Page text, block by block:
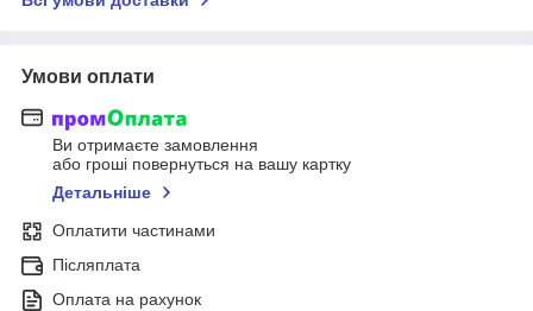
Умови оплати
Ви отримаєте замовлення
або гроші повернуться на вашу картку
Детальніше
Оплатити частинами
Післяплата
Оплата на рахунок